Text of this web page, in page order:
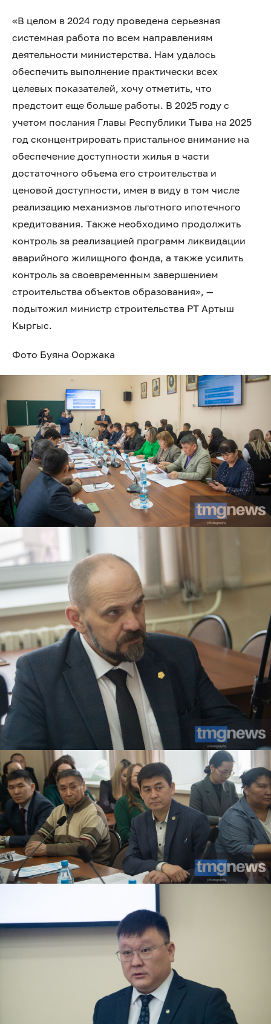
«В целом в 2024 году проведена серьезная
системная работа по всем направлениям
деятельности министерства. Нам удалось
обеспечить выполнение практически всех
целевых показателей, хочу отметить, что
предстоит еще больше работы. В 2025 году с
учетом послания Главы Республики Тыва на 2025
год сконцентрировать пристальное внимание на
обеспечение доступности жилья в части
достаточного объема его строительства и
ценовой доступности, имея в виду в том числе
реализацию механизмов льготного ипотечного
кредитования. Также необходимо продолжить
контроль за реализацией программ ликвидации
аварийного жилищного фонда, а также усилить
контроль за своевременным завершением
строительства объектов образования», —
подытожил министр строительства РТ Артыш
Кыргыс.
Фото Буяна Ооржака